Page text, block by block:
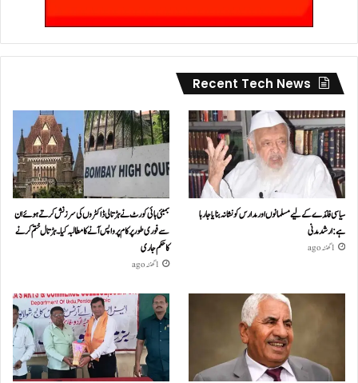
Recent Tech News
سیاسی فائدے کے لیے مسلمانوں اور مدارس کو نشانہ بنایا جا رہا
ہے: ارشد مدنی
1 گھنٹہ ago
بمبئی ہائی کورٹ نے ہڑتالی ڈاکٹروں کی سرزنش کرتے ہوئے ان
سے فوری طور پر کام پر واپس آنے کا مطالبہ کیا۔ہڑتال ختم کرنے
کا حکم جاری
1 گھنٹہ ago